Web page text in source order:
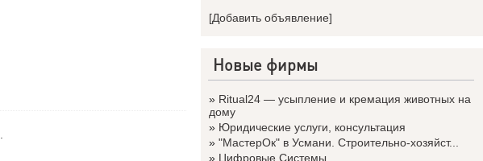
[Добавить объявление]
Новые фирмы
» Ritual24 — усыпление и кремация животных на
дому
» Юридические услуги, консультация
» "МастерОк" в Усмани. Строительно-хозяйст...
» Цифровые Системы